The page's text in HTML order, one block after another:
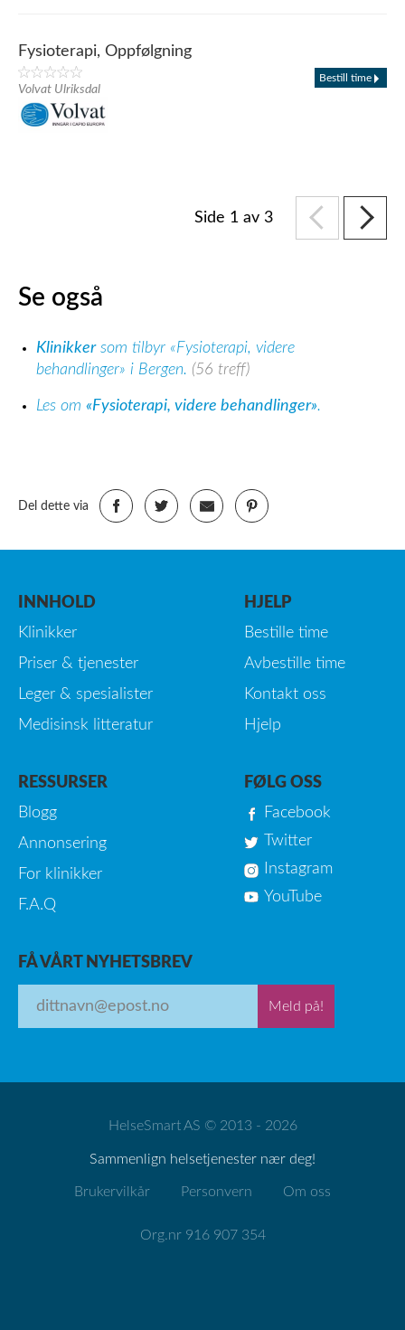
Fysioterapi, Oppfølgning
Volvat Ulriksdal
Bestill time
Side 1 av 3
Se også
Klinikkersom tilbyr «Fysioterapi, videre
behandlinger» i Bergen. (56 treff)
Les om «Fysioterapi, videre behandlinger».
Del dette via
INNHOLD
Klinikker
Priser & tjenester
Leger & spesialister
Medisinsk litteratur
HJELP
Bestille time
Avbestille time
Kontakt oss
Hjelp
RESSURSER
Blogg
Annonsering
For klinikker
F.A.Q
FØLG OSS
Facebook
Twitter
Instagram
YouTube
FÅ VÅRT NYHETSBREV
Meld på!
HelseSmart AS © 2013 - 2026
Sammenlign helsetjenester nær deg!
Brukervilkår Personvern Om oss
Org.nr 916 907 354